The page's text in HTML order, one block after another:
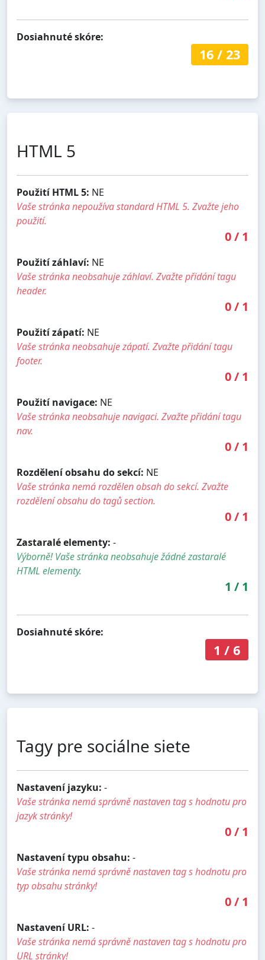
Dosiahnuté skóre:
16/ 23
HTML 5
Použití HTML 5: NE
Vaše stránka nepoužíva standard HTML 5. Zvažte jeho
použití.
0/ 1
Použití záhlaví: NE
Vaše stránka neobsahuje záhlaví. Zvažte přidání tagu
header.
0/ 1
Použití zápatí: NE
Vaše stránka neobsahuje zápatí. Zvažte přidání tagu
footer.
0/ 1
Použití navigace: NE
Vaše stránka neobsahuje navigaci. Zvažte přidání tagu
nav.
0/ 1
Rozdělení obsahu do sekcí: NE
Vaše stránka nemá rozdělen obsah do sekcí. Zvažte
rozdělení obsahu do tagů section.
0/ 1
Zastaralé elementy: -
Výborně! Vaše stránka neobsahuje žádné zastaralé
HTML elementy.
1 / 1
Dosiahnuté skóre:
1 / 6
Tagy pre sociálne siete
Nastavení jazyku: -
Vaše stránka nemá správně nastaven tag s hodnotu pro
jazyk stránky!
0/ 1
Nastavení typu obsahu: -
Vaše stránka nemá správně nastaven tag s hodnotu pro
typ obsahu stránky!
0/ 1
Nastavení URL: -
Vaše stránka nemá správně nastaven tag s hodnotu pro
URL stránky!